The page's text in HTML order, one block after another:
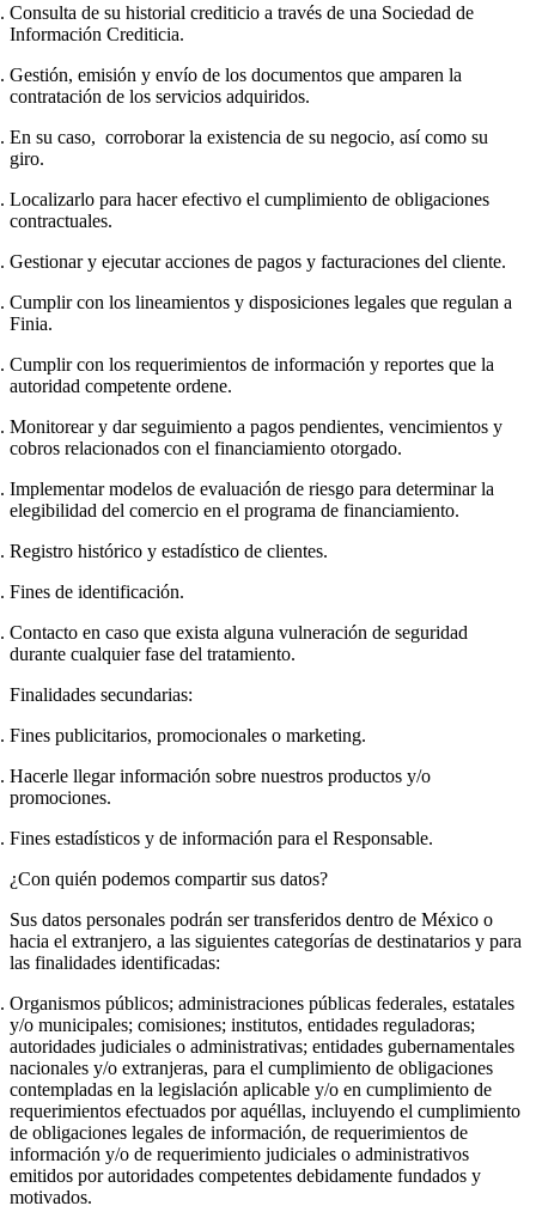
Consulta de su historial crediticio a través de una Sociedad de
Información Crediticia.
Gestión, emisión y envío de los documentos que amparen la
contratación de los servicios adquiridos.
En su caso, corroborar la existencia de su negocio, así como su
giro.
Localizarlo para hacer efectivo el cumplimiento de obligaciones
contractuales.
Gestionar y ejecutar acciones de pagos y facturaciones del cliente.
Cumplir con los lineamientos y disposiciones legales que regulan a
Finia.
Cumplir con los requerimientos de información y reportes que la
autoridad competente ordene.
Monitorear y dar seguimiento a pagos pendientes, vencimientos y
cobros relacionados con el financiamiento otorgado.
Implementar modelos de evaluación de riesgo para determinar la
elegibilidad del comercio en el programa de financiamiento.
Registro histórico y estadístico de clientes.
Fines de identificación.
Contacto en caso que exista alguna vulneración de seguridad
durante cualquier fase del tratamiento.
Finalidades secundarias:
Fines publicitarios, promocionales o marketing.
Hacerle llegar información sobre nuestros productos y/o
promociones.
Fines estadísticos y de información para el Responsable.
¿Con quién podemos compartir sus datos?
Sus datos personales podrán ser transferidos dentro de México o
hacia el extranjero, a las siguientes categorías de destinatarios y para
las finalidades identificadas:
Organismos públicos; administraciones públicas federales, estatales
y/o municipales; comisiones; institutos, entidades reguladoras;
autoridades judiciales o administrativas; entidades gubernamentales
nacionales y/o extranjeras, para el cumplimiento de obligaciones
contempladas en la legislación aplicable y/o en cumplimiento de
requerimientos efectuados por aquéllas, incluyendo el cumplimiento
de obligaciones legales de información, de requerimientos de
información y/o de requerimiento judiciales o administrativos
emitidos por autoridades competentes debidamente fundados y
motivados.